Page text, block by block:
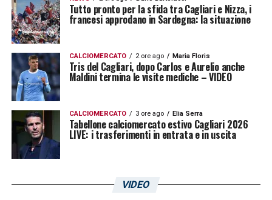
Tutto pronto per la sfida tra Cagliari e Nizza, i
francesi approdano in Sardegna: la situazione
CALCIOMERCATO 2 ore ago Maria Floris
Tris del Cagliari, dopo Carlos e Aurelio anche
Maldini termina le visite mediche – VIDEO
CALCIOMERCATO 3 ore ago Elia Serra
Tabellone calciomercato estivo Cagliari 2026
LIVE: i trasferimenti in entrata e in uscita
VIDEO